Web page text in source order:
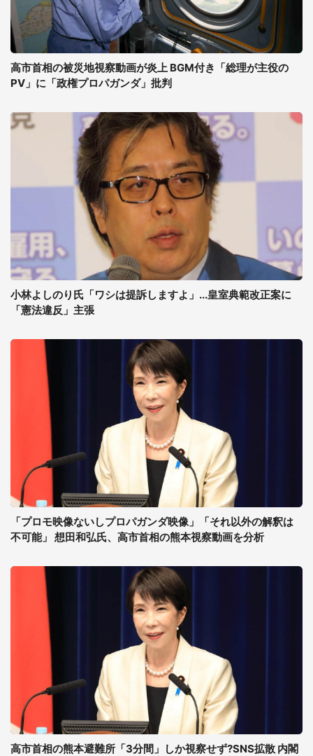
高市首相の被災地視察動画が炎上 BGM付き「総理が主役の
PV」に「政権プロパガンダ」批判
小林よしのり氏「ワシは提訴しますよ」...皇室典範改正案に
「憲法違反」主張
「プロモ映像ないしプロパガンダ映像」「それ以外の解釈は
不可能」 想田和弘氏、高市首相の熊本視察動画を分析
高市首相の熊本避難所「3分間」しか視察せず?SNS拡散 内閣